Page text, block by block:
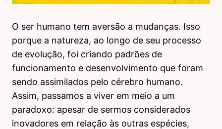
O ser humano tem aversão a mudanças. Isso
porque a natureza, ao longo de seu processo
de evolução, foi criando padrões de
funcionamento e desenvolvimento que foram
sendo assimilados pelo cérebro humano.
Assim, passamos a viver em meio a um
paradoxo: apesar de sermos considerados
inovadores em relação às outras espécies,